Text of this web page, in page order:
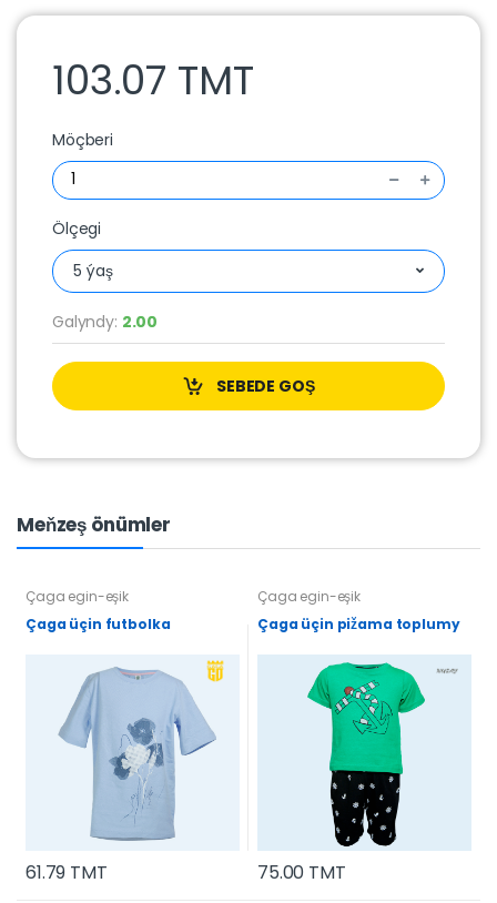
103.07 TMT
Möçberi
Ölçegi
5 ýaş
Galyndy: 2.00
SEBEDE GOŞ
Meňzeş önümler
Çaga egin-eşik
Çaga üçin futbolka
61.79 TMT
Çaga egin-eşik
Çaga üçin pižama toplumy
75.00 TMT